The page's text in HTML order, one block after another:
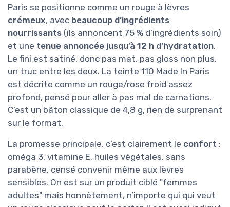
Paris se positionne comme un rouge à lèvres
crémeux, avec beaucoup d’ingrédients
nourrissants (ils annoncent 75 % d’ingrédients soin)
et une tenue annoncée jusqu’à 12 h d’hydratation.
Le fini est satiné, donc pas mat, pas gloss non plus,
un truc entre les deux. La teinte 110 Made In Paris
est décrite comme un rouge/rose froid assez
profond, pensé pour aller à pas mal de carnations.
C’est un bâton classique de 4,8 g, rien de surprenant
sur le format.
La promesse principale, c’est clairement le confort :
oméga 3, vitamine E, huiles végétales, sans
parabène, censé convenir même aux lèvres
sensibles. On est sur un produit ciblé "femmes
adultes" mais honnêtement, n’importe qui qui veut